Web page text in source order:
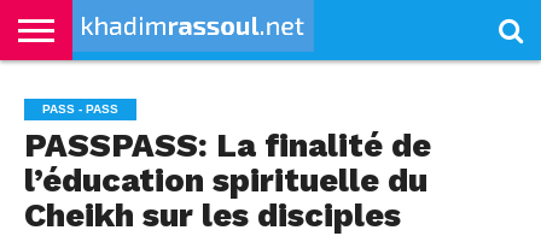
KHADIMRASSOUL
LE
MOURIDISME
ACTUALITÉS
CONTRIBUTIONS
PASS
–
PASS
NETALI
BOROM
NDAME
L’ISLAM
VIDÉOS
PASS - PASS
PASSPASS: La finalité de
l’éducation spirituelle du
Cheikh sur les disciples